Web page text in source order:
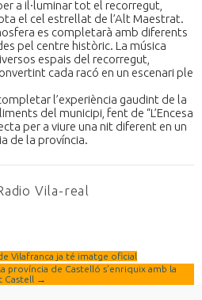
a il·luminar tot el recorregut,
el cel estrellat de l’Alt Maestrat.
es completarà amb diferents
pel centre històric. La música
espais del recorregut,
cada racó en un escenari ple
l’experiència gaudint de la
del municipi, fent de “L’Encesa
per a viure una nit diferent en un
de la província.
Vila-real
Vilafranca ja té imatge oficial
de Castelló s’enriquix amb la
Castell
→